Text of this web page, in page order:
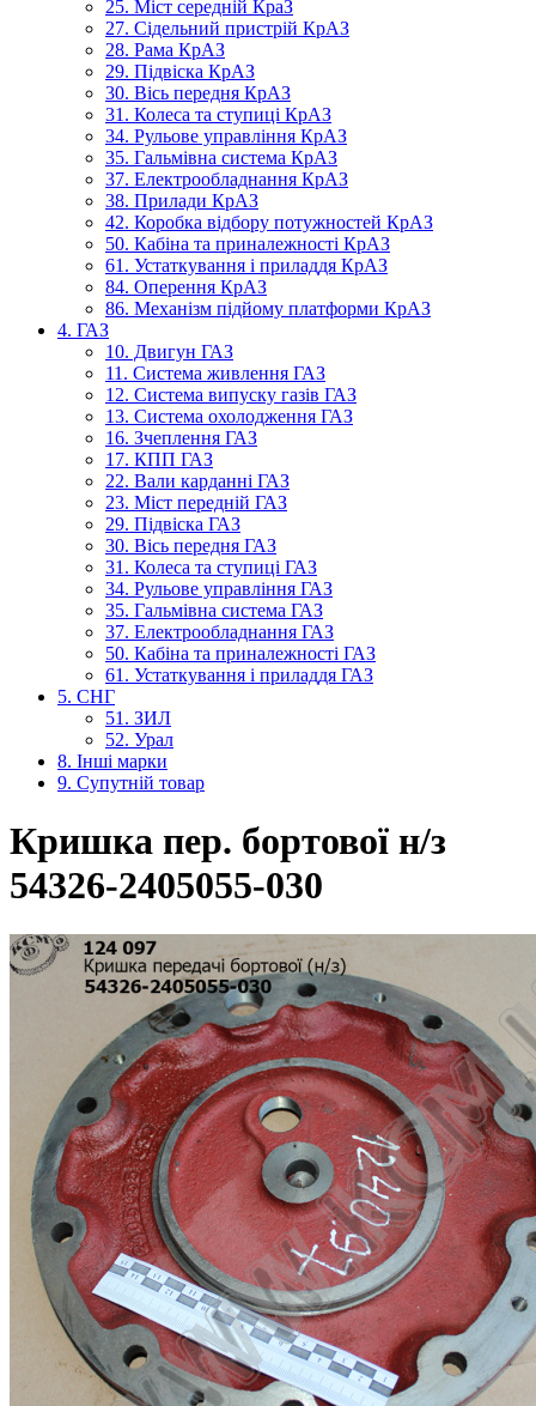
25. Міст середній КраЗ
27. Сідельний пристрій КрАЗ
28. Рама КрАЗ
29. Підвіска КрАЗ
30. Вісь передня КрАЗ
31. Колеса та ступиці КрАЗ
34. Рульове управління КрАЗ
35. Гальмівна система КрАЗ
37. Електрообладнання КрАЗ
38. Прилади КрАЗ
42. Коробка відбору потужностей КрАЗ
50. Кабіна та приналежності КрАЗ
61. Устаткування і приладдя КрАЗ
84. Оперення КрАЗ
86. Механізм підйому платформи КрАЗ
4. ГАЗ
10. Двигун ГАЗ
11. Система живлення ГАЗ
12. Система випуску газів ГАЗ
13. Система охолодження ГАЗ
16. Зчеплення ГАЗ
17. КПП ГАЗ
22. Вали карданні ГАЗ
23. Міст передній ГАЗ
29. Підвіска ГАЗ
30. Вісь передня ГАЗ
31. Колеса та ступиці ГАЗ
34. Рульове управління ГАЗ
35. Гальмівна система ГАЗ
37. Електрообладнання ГАЗ
50. Кабіна та приналежності ГАЗ
61. Устаткування і приладдя ГАЗ
5. СНГ
51. ЗИЛ
52. Урал
8. Інші марки
9. Супутній товар
Кришка пер. бортової н/з
54326-2405055-030